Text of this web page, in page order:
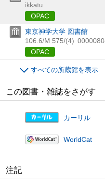
ikkatu
OPAC
東京神学大学 図書館
106.6/M 575/(4)
OPAC
すべての所蔵館を表示
この図書・雑誌をさがす
カーリル
WorldCat
注記